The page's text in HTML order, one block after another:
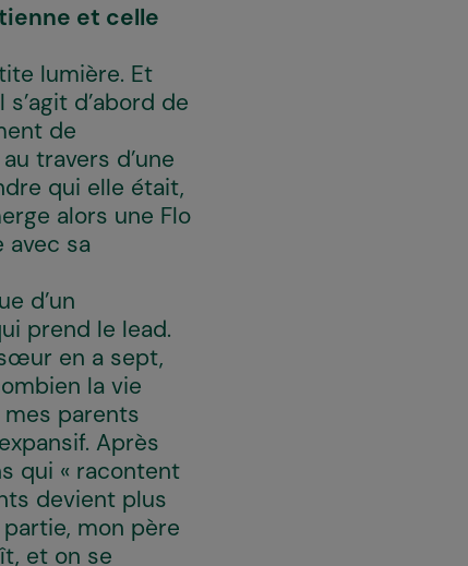
et celle
lumière. Et
d’abord de
de
travers d’une
qui elle était,
alors une Flo
avec sa
d’un
prend le lead.
en a sept,
la vie
mes parents
Après
qui « racontent
devient plus
partie, mon père
et on se